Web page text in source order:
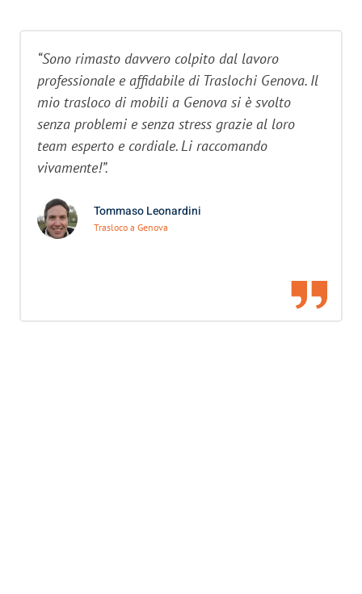
“Sono rimasto davvero colpito dal lavoro
professionale e affidabile di Traslochi Genova. Il
mio trasloco di mobili a Genova si è svolto
senza problemi e senza stress grazie al loro
team esperto e cordiale. Li raccomando
vivamente!”.
Tommaso Leonardini
Trasloco a Genova